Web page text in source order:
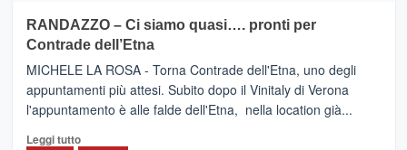
IL
NUOVO
SUMMER
CLUB
VIAGRANDE
(Ct)
–
Benanti
presenta
“Vino
&
RANDAZZO – Ci siamo quasi…. pronti per
Contrade dell’Etna
MICHELE LA ROSA - Torna Contrade dell'Etna, uno degli
appuntamenti più attesi. Subito dopo il Vinitaly di Verona
l'appuntamento è alle falde dell'Etna, nella location già...
Leggi tuttoLeggi